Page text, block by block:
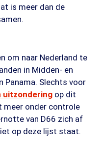
is meer dan de
om naar Nederland te
in Midden- en
Panama. Slechts voor
uitzondering op dit
meer onder controle
van D66 zich af
op deze lijst staat.